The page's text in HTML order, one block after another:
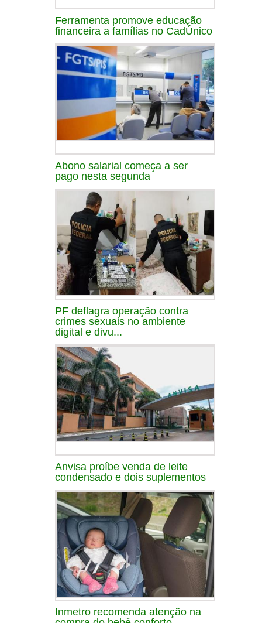
Ferramenta promove educação
financeira a famílias no CadÚnico
Abono salarial começa a ser
pago nesta segunda
PF deflagra operação contra
crimes sexuais no ambiente
digital e divu...
Anvisa proíbe venda de leite
condensado e dois suplementos
Inmetro recomenda atenção na